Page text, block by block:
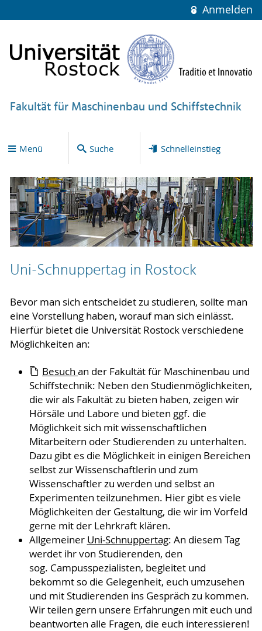
Anmelden
Fakultät für Maschinenbau und Schiffstechnik
Menü Suche Schnelleinstieg
Uni-Schnuppertag in Rostock
Bevor man sich entscheidet zu studieren, sollte man
eine Vorstellung haben, worauf man sich einlässt.
Hierfür bietet die Universität Rostock verschiedene
Möglichkeiten an:
Besuch an der Fakultät für Maschinenbau und
Schiffstechnik: Neben den Studienmöglichkeiten,
die wir als Fakultät zu bieten haben, zeigen wir
Hörsäle und Labore und bieten ggf. die
Möglichkeit sich mit wissenschaftlichen
Mitarbeitern oder Studierenden zu unterhalten.
Dazu gibt es die Möglichkeit in einigen Bereichen
selbst zur Wissenschaftlerin und zum
Wissenschaftler zu werden und selbst an
Experimenten teilzunehmen. Hier gibt es viele
Möglichkeiten der Gestaltung, die wir im Vorfeld
gerne mit der Lehrkraft klären.
Allgemeiner Uni-Schnuppertag: An diesem Tag
werdet ihr von Studierenden, den
sog. Campusspezialisten, begleitet und
bekommt so die Gelegenheit, euch umzusehen
und mit Studierenden ins Gespräch zu kommen.
Wir teilen gern unsere Erfahrungen mit euch und
beantworten alle Fragen, die euch interessieren!